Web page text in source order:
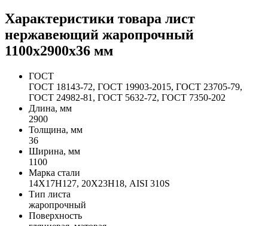
Характеристики товара лист
нержавеющий жаропрочный
1100х2900х36 мм
ГОСТ
ГОСТ 18143-72, ГОСТ 19903-2015, ГОСТ 23705-79,
ГОСТ 24982-81, ГОСТ 5632-72, ГОСТ 7350-202
Длина, мм
2900
Толщина, мм
36
Ширина, мм
1100
Марка стали
14Х17Н127, 20Х23Н18, AISI 310S
Тип листа
жаропрочный
Поверхность